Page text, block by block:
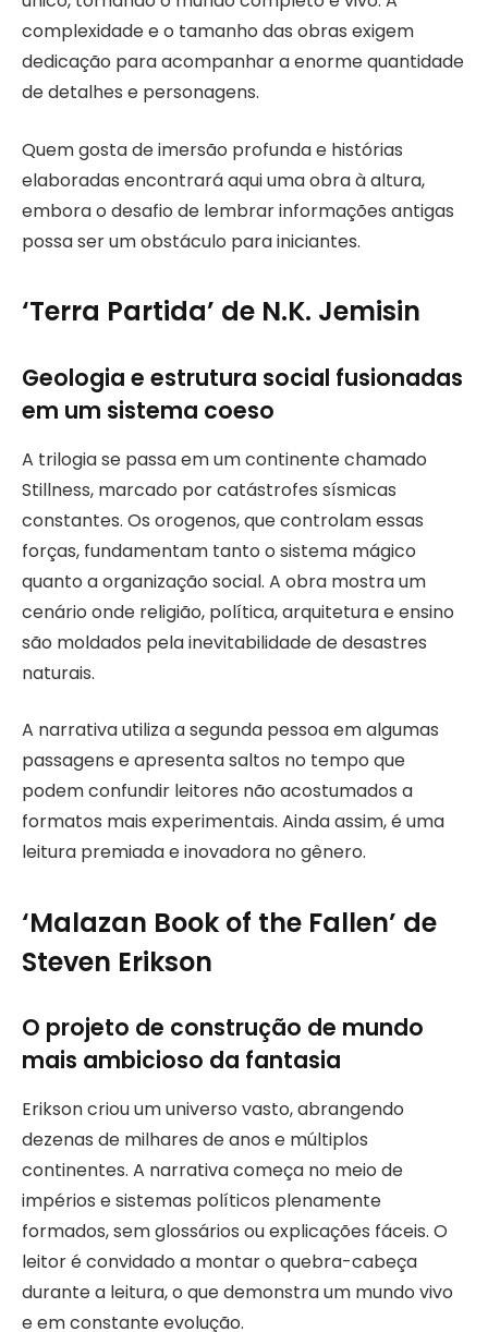
complexidade e o tamanho das obras exigem
dedicação para acompanhar a enorme quantidade
de detalhes e personagens.
Quem gosta de imersão profunda e histórias
elaboradas encontrará aqui uma obra à altura,
embora o desafio de lembrar informações antigas
possa ser um obstáculo para iniciantes.
‘Terra Partida’ de N.K. Jemisin
Geologia e estrutura social fusionadas
em um sistema coeso
A trilogia se passa em um continente chamado
Stillness, marcado por catástrofes sísmicas
constantes. Os orogenos, que controlam essas
forças, fundamentam tanto o sistema mágico
quanto a organização social. A obra mostra um
cenário onde religião, política, arquitetura e ensino
são moldados pela inevitabilidade de desastres
naturais.
A narrativa utiliza a segunda pessoa em algumas
passagens e apresenta saltos no tempo que
podem confundir leitores não acostumados a
formatos mais experimentais. Ainda assim, é uma
leitura premiada e inovadora no gênero.
‘Malazan Book of the Fallen’ de
Steven Erikson
O projeto de construção de mundo
mais ambicioso da fantasia
Erikson criou um universo vasto, abrangendo
dezenas de milhares de anos e múltiplos
continentes. A narrativa começa no meio de
impérios e sistemas políticos plenamente
formados, sem glossários ou explicações fáceis. O
leitor é convidado a montar o quebra-cabeça
durante a leitura, o que demonstra um mundo vivo
e em constante evolução.